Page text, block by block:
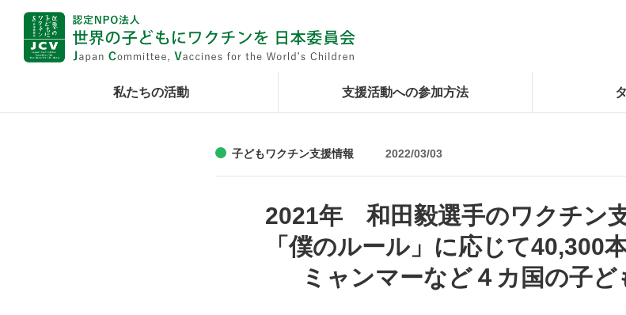
私たちの活動 支援活動への参加方法
子どもワクチン支援情報 2022/03/03
2021年 和田毅選手のワクチン
「僕のルール」に応じて40,300
ミャンマーなど４カ国の子